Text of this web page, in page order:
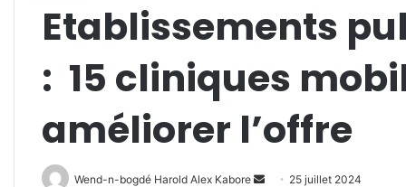
Etablissements
: 15 cliniques
améliorer l’offre
Wend-n-bogdé Harold Alex Kabore
Envoyer25 juillet 2024